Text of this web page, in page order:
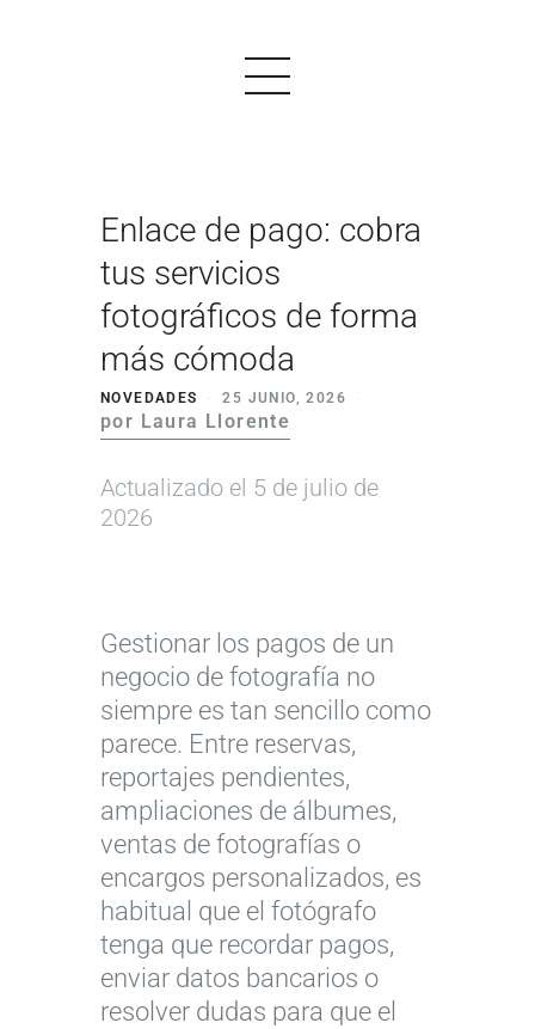
PRODUCTOS
EJEMPLOS
OPINIONES
PRECIOS
LOGIN
EMPEZAR AHORA
Enlace de pago: cobra
tus servicios
fotográficos de forma
más cómoda
NOVEDADES 25 JUNIO, 2026
por Laura Llorente
Actualizado el 5 de julio de
2026
Gestionar los pagos de un
negocio de fotografía no
siempre es tan sencillo como
parece. Entre reservas,
reportajes pendientes,
ampliaciones de álbumes,
ventas de fotografías o
encargos personalizados, es
habitual que el fotógrafo
tenga que recordar pagos,
enviar datos bancarios o
resolver dudas para que el